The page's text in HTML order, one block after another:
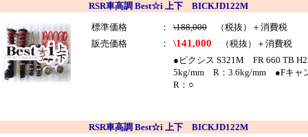
RSR車高調 Best☆i 上下 BICKJD122M
標準価格 ： \188,000 （税抜）＋消費税
販売価格
： \141,000 （税抜）＋消費税
●ピクシス S321M FR 660 TB
5kg/mm R：3.6kg/mm ●Fキ
R：○
RSR車高調 Best☆i 上下 BICKJD122M